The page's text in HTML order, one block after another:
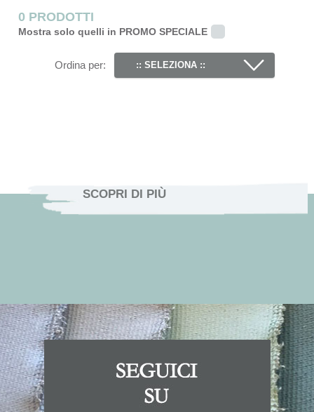
0 PRODOTTI
Mostra solo quelli in PROMO SPECIALE
Ordina per: :: SELEZIONA ::
SCOPRI DI PIÙ